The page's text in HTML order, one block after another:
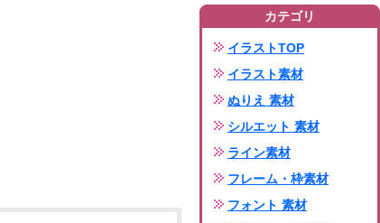
カテゴリ
イラストTOP
イラスト素材
ぬりえ 素材
シルエット 素材
ライン素材
フレーム・枠素材
フォント 素材